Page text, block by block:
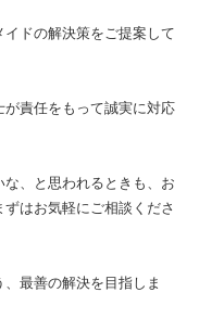
ドの解決策をご提案して
責任をもって誠実に対応
、と思われるときも、お
はお気軽にご相談くださ
最善の解決を目指しま